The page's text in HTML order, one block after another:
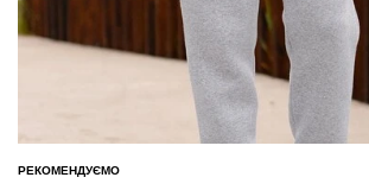
ОПУБЛІКУВАТИ
РЕКОМЕНДУЄМО